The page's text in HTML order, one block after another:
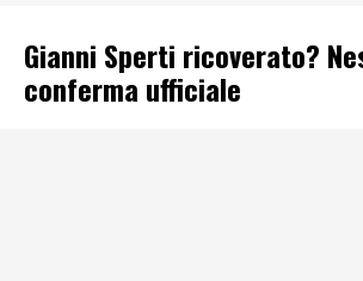
Gianni Sperti ricoverato?
conferma ufficiale